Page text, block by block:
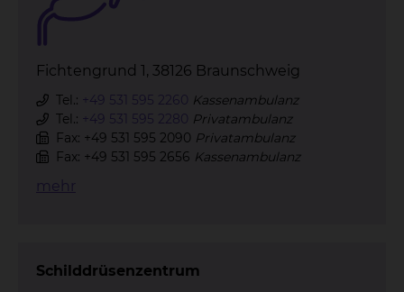
Fichtengrund 1, 38126 Braunschweig
Tel.: +49 531 595 2260 Kassenambulanz
Tel.: +49 531 595 2280 Privatambulanz
Fax: +49 531 595 2090 Privatambulanz
Fax: +49 531 595 2656 Kassenambulanz
mehr
Schilddrüsenzentrum